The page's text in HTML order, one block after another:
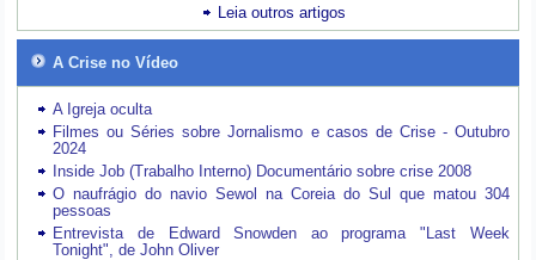
Leia outros artigos
A Crise no Vídeo
A Igreja oculta
Filmes ou Séries sobre Jornalismo e casos de Crise - Outubro
2024
Inside Job (Trabalho Interno) Documentário sobre crise 2008
O naufrágio do navio Sewol na Coreia do Sul que matou 304
pessoas
Entrevista de Edward Snowden ao programa "Last Week
Tonight", de John Oliver